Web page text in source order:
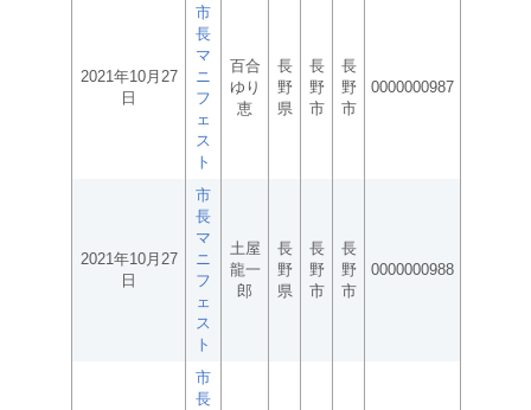
2021年10月27
日
市
長
マ
ニ
フ
ェ
ス
ト
百合
ゆり
恵
長
野
県
長
野
市
長
野
市
0000000987
2021年10月27
日
市
長
マ
ニ
フ
ェ
ス
ト
土屋
龍一
郎
長
野
県
長
野
市
長
野
市
0000000988
市
長